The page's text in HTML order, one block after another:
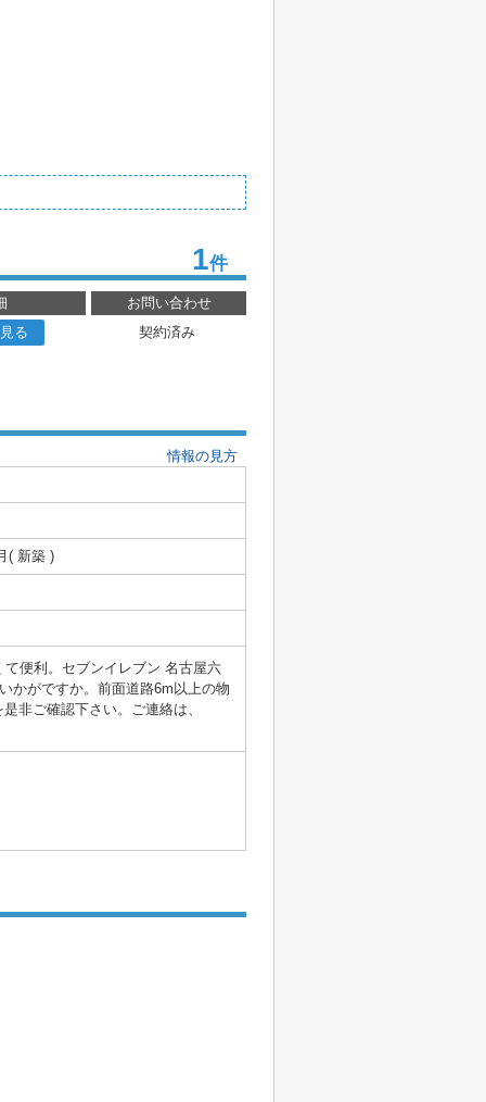
1件
お問い合わせ
る
契約済み
情報の見方
( 新築 )
便利。セブンイレブン 名古屋六
かがですか。前面道路6m以上の物
非ご確認下さい。ご連絡は、